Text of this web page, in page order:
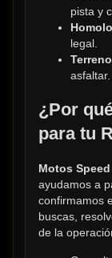
pista y
legal.
asfaltar.
¿Por
para tu
Motos
ayudamos a
confirmamos
buscas,
de la